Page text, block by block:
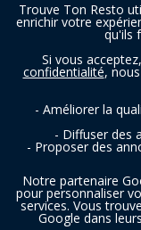
Trouve Ton Resto
enrichir votre
qu'ils
Si vous
confidentialité,
- Améliorer la
- Diffuser des
- Proposer des
Notre partenaire
pour personnaliser
services. Vous
Google dans leurs
SUIVEZ-NOUS
Copyright © 2016 -